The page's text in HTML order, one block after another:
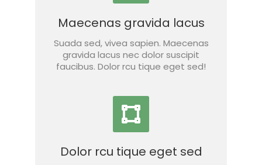
Maecenas gravida lacus
Suada sed, vivea sapien. Maecenas
gravida lacus nec dolor suscipit
faucibus. Dolor rcu tique eget sed!
Dolor rcu tique eget sed